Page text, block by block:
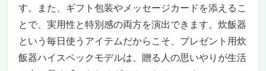
プレゼント用 炊飯器 ハイスペックにぴったり
な商品タイトル Panasonic 【220V仕様】〈海
外向け〉圧力スチームIH炊飯器（Wおどり炊き
ダイヤモンド竈釜 1升炊き）SR-SSS185 RK
驚異的な炊き上がりで“特別なプレゼント”に
す。また、ギフト包装やメッセージカードを添えるこ
とで、実用性と特別感の両方を演出できます。炊飯器
という毎日使うアイテムだからこそ、プレゼント用炊
飯器ハイスペックモデルは、贈る人の思いやりが生活